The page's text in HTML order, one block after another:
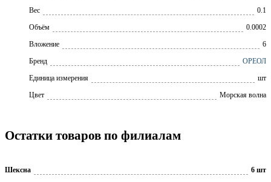
Вес
0.1
Объём
0.0002
Вложение
6
Бренд
ОРЕОЛ
Единица измерения
шт
Цвет
Морская волна
Остатки товаров по филиалам
Шексна
6 шт